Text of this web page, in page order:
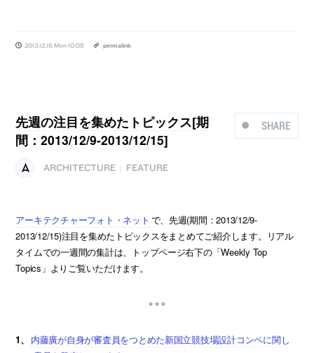
2013.12.16 Mon 10:09 permalink
SHARE
先週の注目を集めたトピックス[期
間：2013/12/9-2013/12/15]
ARCHITECTURE FEATURE
アーキテクチャーフォト・ネット で、先週(期間：2013/12/9-
2013/12/15)注目を集めたトピックスをまとめてご紹介します。リアル
タイムでの一週間の集計は、トップページ右下の「Weekly Top
Topics」よりご覧いただけます。
1、
内藤廣が自身が審査員をつとめた新国立競技場設計コンペに関し